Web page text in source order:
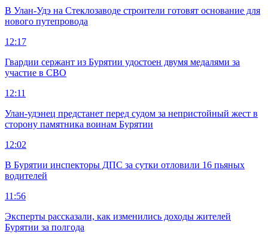
В Улан-Удэ на Стеклозаводе строители готовят основание для
нового путепровода
12:17
Гвардии сержант из Бурятии удостоен двумя медалями за
участие в СВО
12:11
Улан-удэнец предстанет перед судом за непристойный жест в
сторону памятника воинам Бурятии
12:02
В Бурятии инспекторы ДПС за сутки отловили 16 пьяных
водителей
11:56
Эксперты рассказали, как изменились доходы жителей
Бурятии за полгода